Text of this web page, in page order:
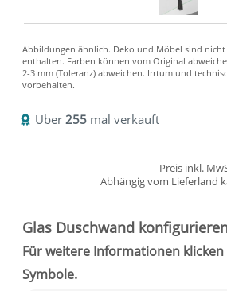
Über 255 mal verkauft
Preis inkl.
Abhängig vom Lieferland